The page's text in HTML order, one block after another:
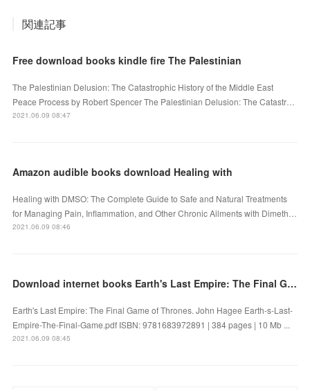
関連記事
Free download books kindle fire The Palestinian
The Palestinian Delusion: The Catastrophic History of the Middle East
Peace Process by Robert Spencer The Palestinian Delusion: The Catastr…
2021.06.09 08:47
Amazon audible books download Healing with
Healing with DMSO: The Complete Guide to Safe and Natural Treatments
for Managing Pain, Inflammation, and Other Chronic Ailments with Dimeth…
2021.06.09 08:46
Download internet books Earth's Last Empire: The Final Game of Thrones in English 9781683972891
Earth's Last Empire: The Final Game of Thrones. John Hagee Earth-s-Last-
Empire-The-Final-Game.pdf ISBN: 9781683972891 | 384 pages | 10 Mb ...
2021.06.09 08:45